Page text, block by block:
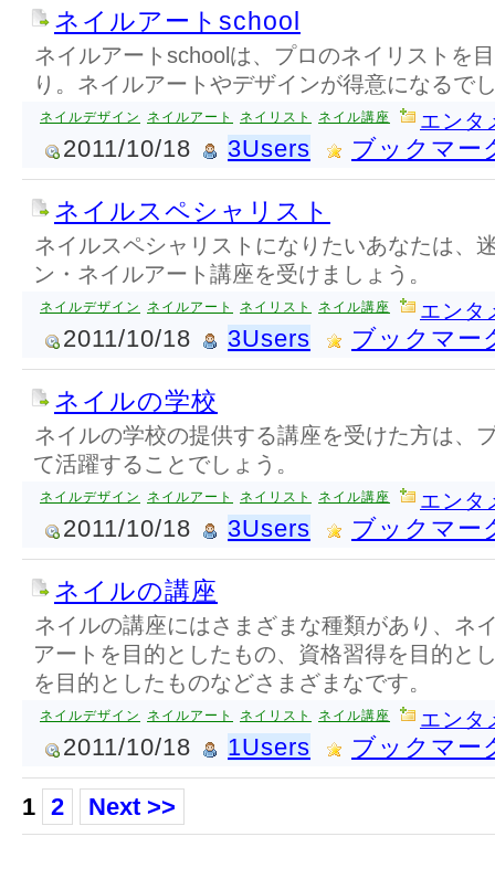
ネイルアートschool
ネイルアートschoolは、プロのネイリストを
り。ネイルアートやデザインが得意になるで
ネイルデザイン ネイルアート ネイリスト ネイル講座 エンタ
2011/10/18 3Users ブックマー
ネイルスペシャリスト
ネイルスペシャリストになりたいあなたは、
ン・ネイルアート講座を受けましょう。
ネイルデザイン ネイルアート ネイリスト ネイル講座 エンタ
2011/10/18 3Users ブックマー
ネイルの学校
ネイルの学校の提供する講座を受けた方は、
て活躍することでしょう。
ネイルデザイン ネイルアート ネイリスト ネイル講座 エンタ
2011/10/18 3Users ブックマー
ネイルの講座
ネイルの講座にはさまざまな種類があり、ネ
アートを目的としたもの、資格習得を目的と
を目的としたものなどさまざまなです。
ネイルデザイン ネイルアート ネイリスト ネイル講座 エンタ
2011/10/18 1Users ブックマー
1 2 Next >>